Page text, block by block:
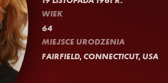
WIEK
64
MIEJSCE URODZENIA
FAIRFIELD, CONNECTICUT, USA